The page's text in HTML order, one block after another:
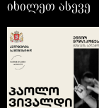
იხილეთ ასევე